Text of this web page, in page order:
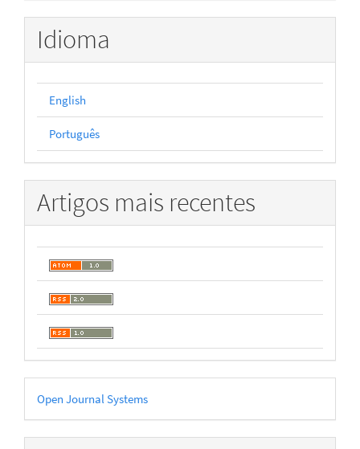
Idioma
English
Português
Artigos mais recentes
Desenvolvido
por
Open Journal Systems